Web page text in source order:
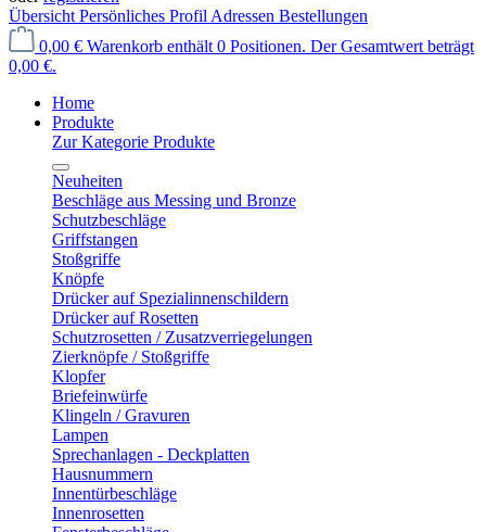
Übersicht Persönliches Profil Adressen Bestellungen
0,00 € Warenkorb enthält 0 Positionen. Der Gesamtwert beträgt
0,00 €.
Home
Produkte
Zur Kategorie Produkte
Neuheiten
Beschläge aus Messing und Bronze
Schutzbeschläge
Griffstangen
Stoßgriffe
Knöpfe
Drücker auf Spezialinnenschildern
Drücker auf Rosetten
Schutzrosetten / Zusatzverriegelungen
Zierknöpfe / Stoßgriffe
Klopfer
Briefeinwürfe
Klingeln / Gravuren
Lampen
Sprechanlagen - Deckplatten
Hausnummern
Innentürbeschläge
Innenrosetten